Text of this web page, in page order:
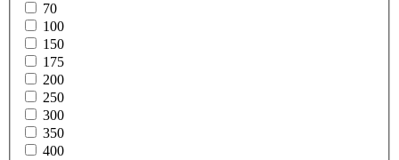
70
100
150
175
200
250
300
350
400